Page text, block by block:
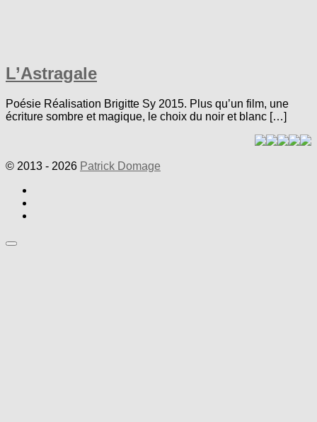
L’Astragale
Poésie Réalisation Brigitte Sy 2015. Plus qu’un film, une
écriture sombre et magique, le choix du noir et blanc […]
© 2013 - 2026 Patrick Domage